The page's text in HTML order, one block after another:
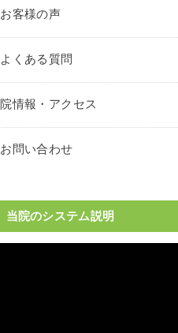
お客様の声
よくある質問
院情報・アクセス
お問い合わせ
当院のシステム説明